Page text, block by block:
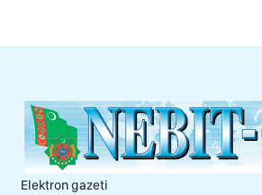
Elektron gazeti